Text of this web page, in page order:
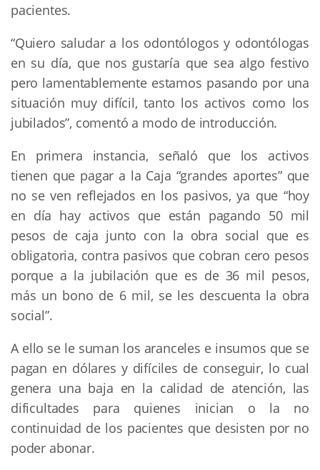
pacientes.
“Quiero saludar a los odontólogos y odontólogas
en su día, que nos gustaría que sea algo festivo
pero lamentablemente estamos pasando por una
situación muy difícil, tanto los activos como los
jubilados”, comentó a modo de introducción.
En primera instancia, señaló que los activos
tienen que pagar a la Caja “grandes aportes” que
no se ven reflejados en los pasivos, ya que “hoy
en día hay activos que están pagando 50 mil
pesos de caja junto con la obra social que es
obligatoria, contra pasivos que cobran cero pesos
porque a la jubilación que es de 36 mil pesos,
más un bono de 6 mil, se les descuenta la obra
social”.
A ello se le suman los aranceles e insumos que se
pagan en dólares y difíciles de conseguir, lo cual
genera una baja en la calidad de atención, las
dificultades para quienes inician o la no
continuidad de los pacientes que desisten por no
poder abonar.